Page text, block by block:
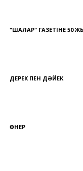
"ШАЛҚАР" ГАЗЕТІНЕ 50
ДЕРЕК ПЕН ДӘЙЕК
ӨНЕР